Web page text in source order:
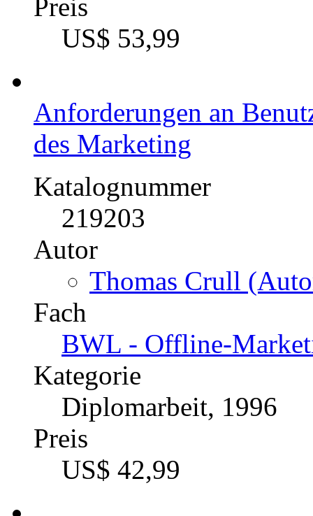
Preis
US$ 53,99
Anforderungen an
des Marketing
Katalognummer
219203
Autor
Thomas Crull
Fach
BWL - Offline-
Kategorie
Diplomarbeit, 1996
Preis
US$ 42,99